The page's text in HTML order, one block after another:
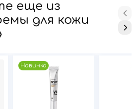
еще из
для кожи
Новинка